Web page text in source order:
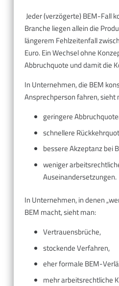
Jeder (verzögerte) BEM-Fall
Branche liegen allein die
längerem Fehlzeitenfall
Euro. Ein Wechsel ohne
Abbruchquote und damit die
In Unternehmen, die BEM
Ansprechperson fahren, sieht
geringere
schnellere
bessere Akzeptanz bei
weniger
Auseinandersetzungen.
In Unternehmen, in denen
BEM macht, sieht man:
Vertrauensbrüche,
stockende Verfahren,
eher formale BEM-
mehr arbeitsrechtliche